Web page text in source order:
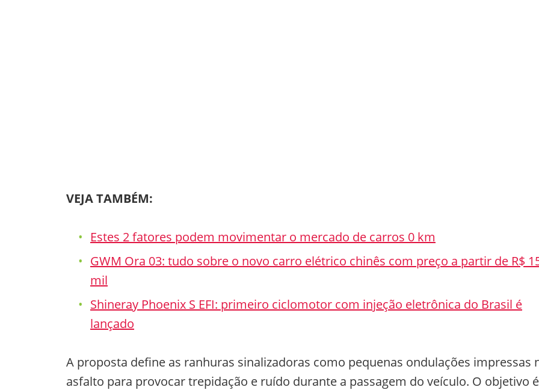
VEJA TAMBÉM:
Estes 2 fatores podem movimentar o mercado de carros 0 km
GWM Ora 03: tudo sobre o novo carro elétrico chinês com preço a partir de R$
mil
Shineray Phoenix S EFI: primeiro ciclomotor com injeção eletrônica do Brasil é
lançado
A proposta define as ranhuras sinalizadoras como pequenas ondulações impressas
asfalto para provocar trepidação e ruído durante a passagem do veículo. O objetivo é